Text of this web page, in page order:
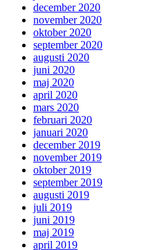
december 2020
november 2020
oktober 2020
september 2020
augusti 2020
juni 2020
maj 2020
april 2020
mars 2020
februari 2020
januari 2020
december 2019
november 2019
oktober 2019
september 2019
augusti 2019
juli 2019
juni 2019
maj 2019
april 2019